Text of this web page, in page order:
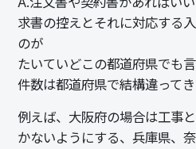
求書の控えとそれに対応する
のが
たいていどこの都道府県でも言
件数は都道府県で結構違ってき
例えば、大阪府の場合は工事
かないようにする、兵庫県、